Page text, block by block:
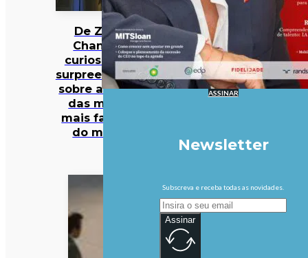
De Zara a
Chanel: 12
curiosidades
surpreendentes
sobre algumas
das marcas
mais famosas
do mundo
ASSINAR
Newsletter
Subscreva e receba todas as novidades.
Assinar